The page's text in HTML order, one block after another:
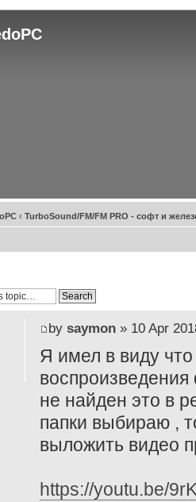
‹ TurboSound/FM/FM PRO - софт и
by saymon» 10 Apr
Я имел в виду
не найден это в
папки выбираю ,
выложить видео
https://youtu.be/